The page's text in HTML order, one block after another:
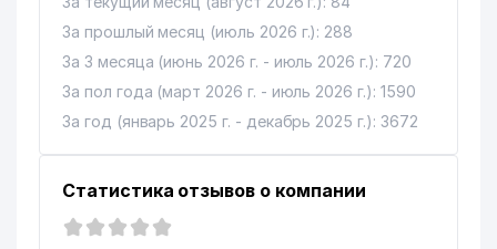
За прошлый месяц (июль 2026 г.): 288
За 3 месяца (июнь 2026 г. - июль 2026 г.): 720
За пол года (март 2026 г. - июль 2026 г.): 1590
За год (январь 2025 г. - декабрь 2025 г.): 3672
Статистика отзывов о компании